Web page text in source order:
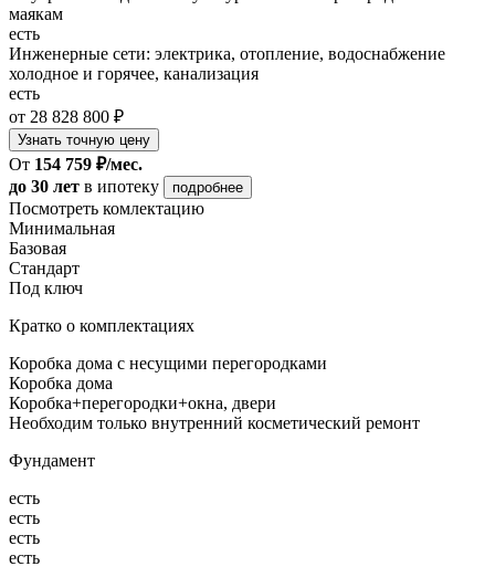
маякам
есть
Инженерные сети: электрика, отопление, водоснабжение
холодное и горячее, канализация
есть
от 28 828 800 ₽
Узнать точную цену
От 154 759 ₽/мес.
до 30 лет в ипотеку подробнее
Посмотреть комлектацию
Минимальная
Базовая
Стандарт
Под ключ
Кратко о комплектациях
Коробка дома с несущими перегородками
Коробка дома
Коробка+перегородки+окна, двери
Необходим только внутренний косметический ремонт
Фундамент
есть
есть
есть
есть